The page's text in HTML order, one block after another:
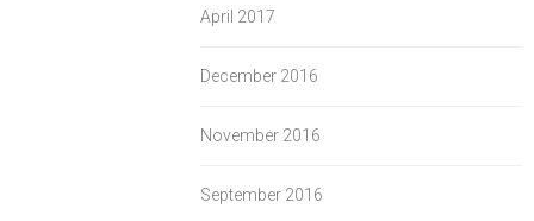
April 2017
December 2016
November 2016
September 2016